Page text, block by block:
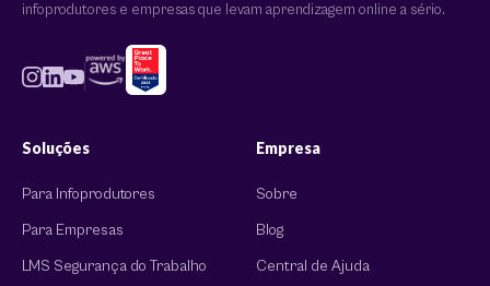
infoprodutores e empresas que levam aprendizagem online a sério.
Soluções
Para Infoprodutores
Para Empresas
LMS Segurança do Trabalho
Empresa
Sobre
Blog
Central de Ajuda